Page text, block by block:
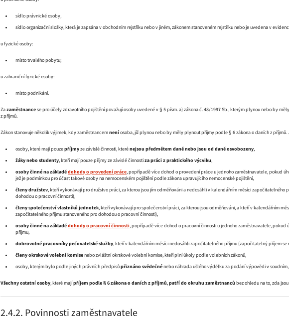
sídlo právnické osoby,
sídlo organizační složky, která je zapsána v obchodním rejstříku nebo v jiném, zákonem stanoveném rejstříku nebo je uvedena v
u fyzické osoby:
místo trvalého pobytu;
u zahraniční fyzické osoby:
místo podnikání.
Zazaměstnancese pro účely zdravotního pojištění považují osoby uvedené v § 5 písm. a) zákona č. 48/1997 Sb., kterým plynou nebo by
z příjmů.
Zákon stanovuje několik výjimek, kdy zaměstnancemneníosoba, jíž plynou nebo by měly plynout příjmy podle § 6 zákona o daních z příjmů.
osoby, které mají pouzepříjmyze závislé činnosti, kterénejsou předmětem daně nebo jsou od daně osvobozeny,
žáky nebo studenty, kteří mají pouze příjmy ze závislé činnostiza práci z praktického výcviku,
osoby činné na základědohody o provedení práce, popřípadě více dohod o provedení práce u jednoho zaměstnavatele, pokud
jež je podmínkou pro účast takové osoby na nemocenském pojištění podle zákona upravujícího nemocenské pojištění,
členy družstev, kteří vykonávají pro družstvo práci, za kterou jsou jím odměňováni a nedosáhli v kalendářním měsíci
dohodou o pracovní činnosti),
členy společenství vlastníků jednotek, kteří vykonávají pro společenství práci, za kterou jsou odměňováni, a kteří v kalendářním
započitatelného příjmu stanoveného pro dohodou o pracovní činnosti),
osoby činné na základědohody o pracovní činnosti, popřípadě více dohod o pracovní činnosti u jednoho zaměstnavatele,
příjmu,
dobrovolné pracovníky pečovatelské služby, kteří v kalendářním měsíci nedosáhli započitatelného příjmu (započitatelný příjem
členy okrskové volební komisenebo zvláštní okrskové volební komise, kteří plní úkoly podle volebních zákonů,
osoby, kterým bylo podle jiných právních předpisůpřiznáno svědečnénebo náhrada ušlého výdělku za podání výpovědi v
Všechny ostatní osoby, které majípříjem podle § 6 zákona o daních z příjmů,patří do okruhu zaměstnanců bez ohledu na to, zda
2.4.2. Povinnosti zaměstnavatele